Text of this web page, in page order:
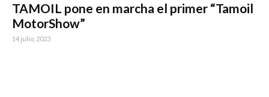
TAMOIL pone en marcha el primer “Tamoil
MotorShow”
14 julio, 2023